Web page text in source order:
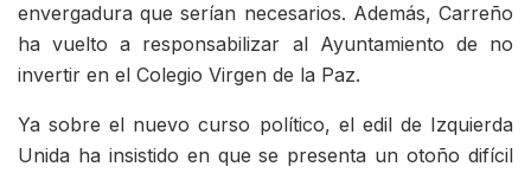
envergadura que serían necesarios. Además, Carreño
ha vuelto a responsabilizar al Ayuntamiento de no
invertir en el Colegio Virgen de la Paz.
Ya sobre el nuevo curso político, el edil de Izquierda
Unida ha insistido en que se presenta un otoño difícil